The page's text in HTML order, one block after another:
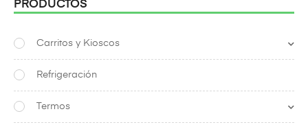
PRODUCTOS
Carritos y Kioscos
Refrigeración
Termos